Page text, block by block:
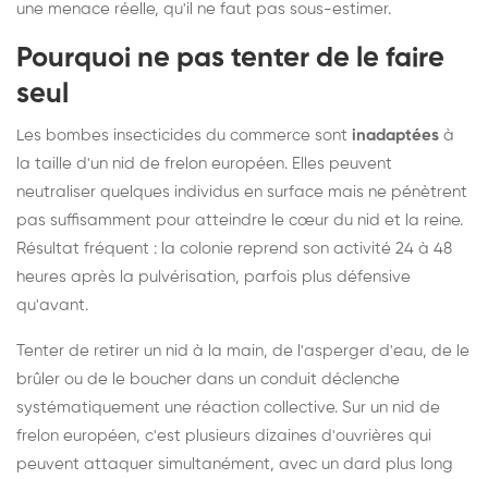
une menace réelle, qu'il ne faut pas sous-estimer.
Pourquoi ne pas tenter de le faire
seul
Les bombes insecticides du commerce sont inadaptées à
la taille d'un nid de frelon européen. Elles peuvent
neutraliser quelques individus en surface mais ne pénètrent
pas suffisamment pour atteindre le cœur du nid et la reine.
Résultat fréquent : la colonie reprend son activité 24 à 48
heures après la pulvérisation, parfois plus défensive
qu'avant.
Tenter de retirer un nid à la main, de l'asperger d'eau, de le
brûler ou de le boucher dans un conduit déclenche
systématiquement une réaction collective. Sur un nid de
frelon européen, c'est plusieurs dizaines d'ouvrières qui
peuvent attaquer simultanément, avec un dard plus long